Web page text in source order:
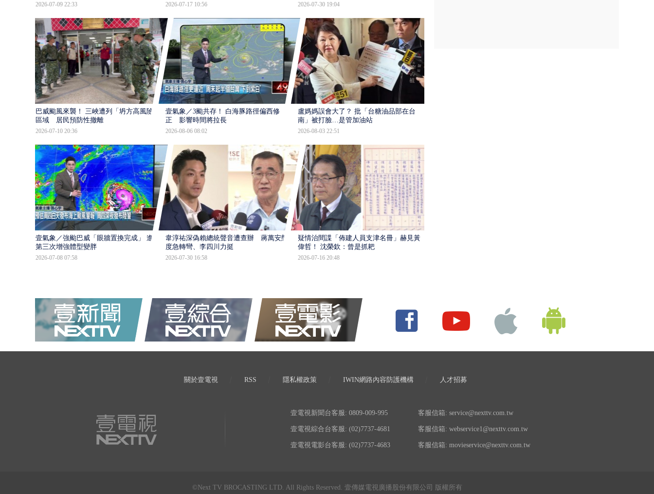
2026-07-09 22:33 2026-07-17 10:56 2026-07-30 19:04
巴威颱風來襲！ 三峽遭列「坍方高風險」
區域 居民預防性撤離
2026-07-10 20:36
壹氣象／3颱共存！ 白海豚路徑偏西修
正 影響時間將拉長
2026-08-06 08:02
盧媽媽誤會大了？ 批「台糖油品部在台
南」被打臉…是管加油站
2026-08-03 22:51
壹氣象／強颱巴威「眼牆置換完成」 進入
第三次增強體型變胖
2026-07-08 07:58
韋淳祐深偽賴總統聲音遭查辦 蔣萬安態
度急轉彎、李四川力挺
2026-07-30 16:58
疑情治間諜「佈建人員支津名冊」赫見黃
偉哲！ 沈榮欽：曾是抓耙
2026-07-16 20:48
關於壹電視 RSS 隱私權政策 IWIN網路內容防護機構 人才招募
壹電視新聞台客服: 0809-009-995 客服信箱: service@nexttv.com.tw
壹電視綜合台客服: (02)7737-4681 客服信箱: webservice1@nexttv.com.tw
壹電視電影台客服: (02)7737-4683 客服信箱: movieservice@nexttv.com.tw
©Next TV BROCASTING LTD. All Rights Reserved. 壹傳媒電視廣播股份有限公司 版權所有